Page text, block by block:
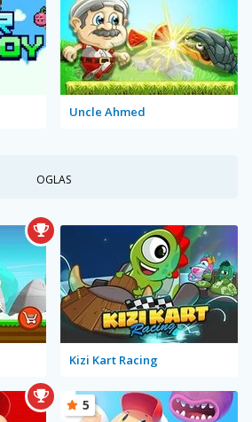
Uncle Ahmed
OGLAS
Kizi Kart Racing
5